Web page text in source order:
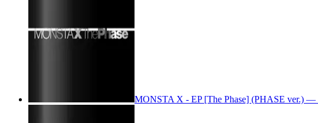
MONSTA X - EP [The Phase] (PHASE ver.) —